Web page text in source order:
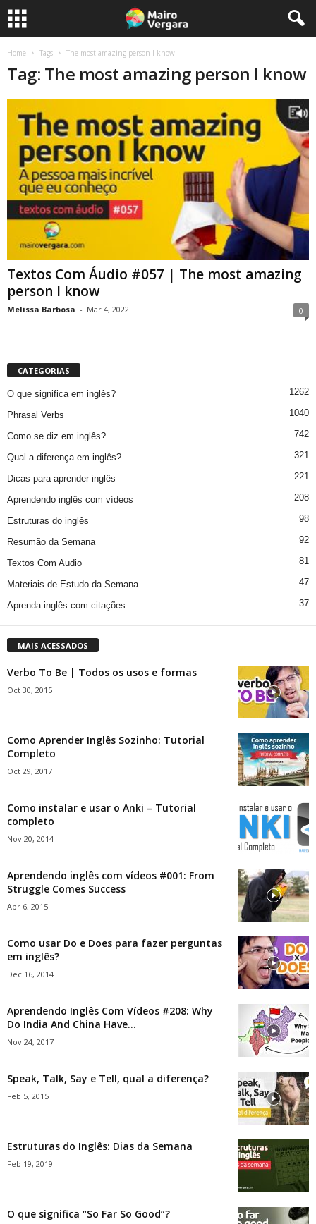
Home Tags The most amazing person I know
Tag: The most amazing person I know
Textos Com Áudio #057 | The most amazing
person I know
Melissa Barbosa - Mar 4, 2022 0
CATEGORIAS
O que significa em inglês? 1262
Phrasal Verbs 1040
Como se diz em inglês? 742
Qual a diferença em inglês? 321
Dicas para aprender inglês 221
Aprendendo inglês com vídeos 208
Estruturas do inglês 98
Resumão da Semana 92
Textos Com Audio 81
Materiais de Estudo da Semana 47
Aprenda inglês com citações 37
MAIS ACESSADOS
Verbo To Be | Todos os usos e formas
Oct 30, 2015
Como Aprender Inglês Sozinho: Tutorial
Completo
Oct 29, 2017
Como instalar e usar o Anki – Tutorial
completo
Nov 20, 2014
Aprendendo inglês com vídeos #001: From
Struggle Comes Success
Apr 6, 2015
Como usar Do e Does para fazer perguntas
em inglês?
Dec 16, 2014
Aprendendo Inglês Com Vídeos #208: Why
Do India And China Have...
Nov 24, 2017
Speak, Talk, Say e Tell, qual a diferença?
Feb 5, 2015
Estruturas do Inglês: Dias da Semana
Feb 19, 2019
O que significa “So Far So Good”?